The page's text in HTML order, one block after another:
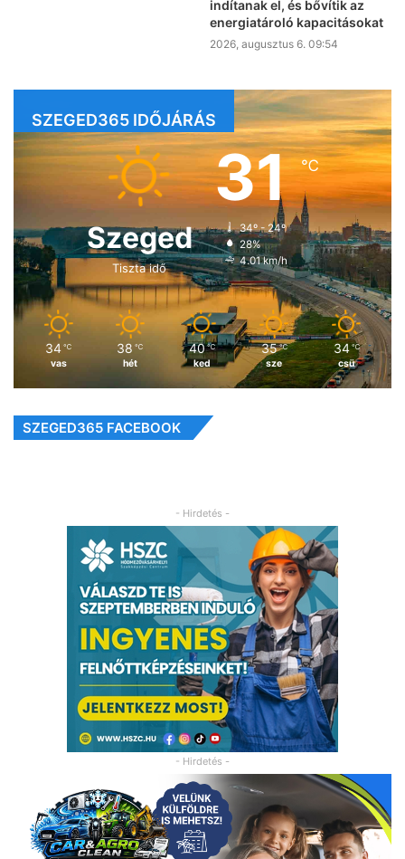
indítanak el, és bővítik az
energiatároló kapacitásokat
2026, augusztus 6. 09:54
SZEGED365 IDŐJÁRÁS
Szeged
Tiszta idő
31℃
34º - 24º
28%
4.01 km/h
34 ℃
vas
38 ℃
hét
40 ℃
ked
35 ℃
sze
34 ℃
csü
SZEGED365 FACEBOOK
- Hirdetés -
- Hirdetés -